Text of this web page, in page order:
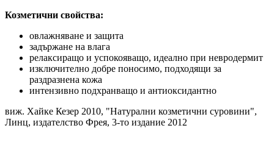
Козметични свойства:
овлажняване и защита
задържане на влага
релаксиращо и успокояващо, идеално при невродермит
изключително добре поносимо, подходящи за
раздразнена кожа
интензивно подхранващо и антиоксидантно
виж. Хайке Кезер 2010, "Натурални козметични суровини",
Линц, издателство Фрея, 3-то издание 2012